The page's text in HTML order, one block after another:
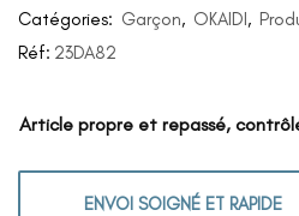
Catégories: Garçon, OKAIDI,
Réf: 23DA82
Article propre et repassé,
ENVOI SOIGNÉ ET RAPIDE